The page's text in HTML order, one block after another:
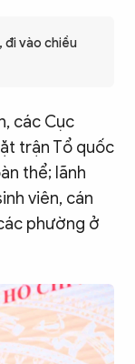
đi vào chiều
các Cục
trận Tổ quốc
thể; lãnh
viên, cán
phường ở